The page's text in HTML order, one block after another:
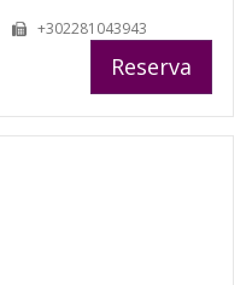
+302281043943
Reserva